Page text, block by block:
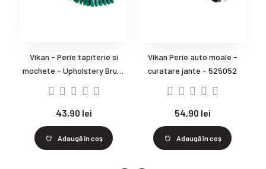
Vikan - Perie tapiterie si
mochete - Upholstery Brush
43,90 lei
Adaugă în coş
Vikan Perie auto moale -
curatare jante - 525052
54,90 lei
Adaugă în coş